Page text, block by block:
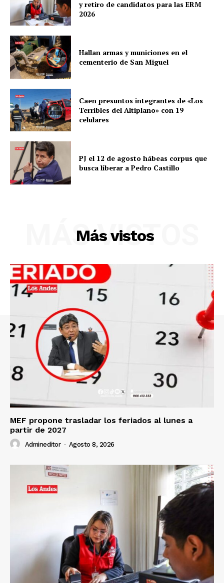
Diario los Andes
Contacto
Prensa
y retiro de candidatos para las ERM
2026
Hallan armas y municiones en el
cementerio de San Miguel
Caen presuntos integrantes de «Los
Terribles del Altiplano» con 19
celulares
PJ el 12 de agosto hábeas corpus que
busca liberar a Pedro Castillo
Más vistos
MÁS VISTOS
MEF propone trasladar los feriados al lunes a
partir de 2027
Admineditor - Agosto 8, 2026